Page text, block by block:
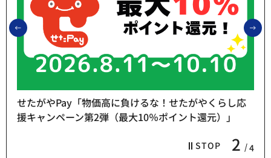
前のスライドを表示
STOP 2 4
せたがやPay「物価高に負けるな！せたがやくらし応
援キャンペーン第2弾（最大10％ポイント還元）」